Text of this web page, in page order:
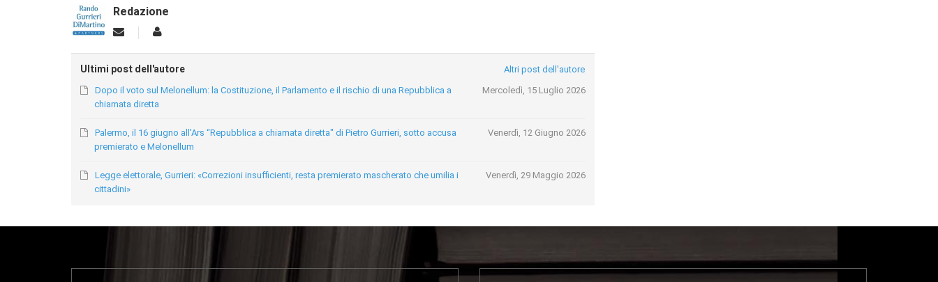
Redazione
Ultimi post dell'autore
Altri post dell'autore
Mercoledì, 15 Luglio 2026
Dopo il voto sul Melonellum: la Costituzione, il Parlamento e il rischio di una Repubblica a
chiamata diretta
Venerdì, 12 Giugno 2026
Palermo, il 16 giugno all'Ars “Repubblica a chiamata diretta" di Pietro Gurrieri, sotto accusa
premierato e Melonellum
Venerdì, 29 Maggio 2026
Legge elettorale, Gurrieri: «Correzioni insufficienti, resta premierato mascherato che umilia i
cittadini»